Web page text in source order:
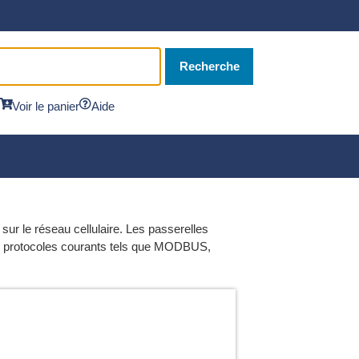
Recherche
Voir le panier Aide
le réseau cellulaire. Les passerelles
courants tels que MODBUS,